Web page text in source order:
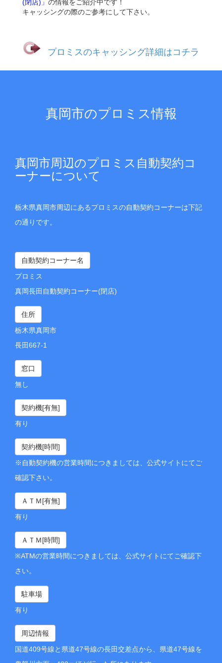
(閉店)」 の情報をご紹介中です！
キャッシングの際のご参考にして下さい。
プロミスのキャッシング詳細はコチラ
真岡市のプロミス情報
真岡市周辺のプロミス自動契約コ
ーナーについて
栃木県真岡市周辺にあるプロミスの自動契約コーナーは下記
の通りです。
自動契約コーナー名
プロミス
真岡長田自動契約コーナー(閉店)
住所
栃木県真岡市
長田667-1
窓口
無し
契約機[有無]
有り
契約機[時間]
※自動契約機の営業時間につきましては、公式サイトにてご
確認下さい。
ＡＴＭ[有無]
有り
ＡＴＭ[時間]
※ATMの営業時間につきましては、公式サイトにてご確認下
さい。
駐車場
有り
周辺情報
国道409号線と県道47号線の長田交差点から、県道47号線を